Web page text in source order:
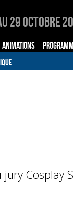
29 Octobre
ANIMATIONS
Cosplay